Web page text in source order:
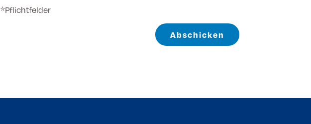
*Pflichtfelder
Abschicken